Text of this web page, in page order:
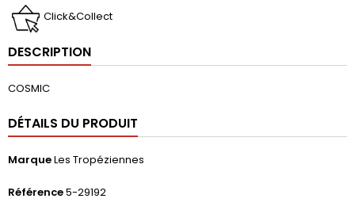
Click&Collect
DESCRIPTION
COSMIC
DÉTAILS DU PRODUIT
MarqueLes Tropéziennes
Référence5-29192